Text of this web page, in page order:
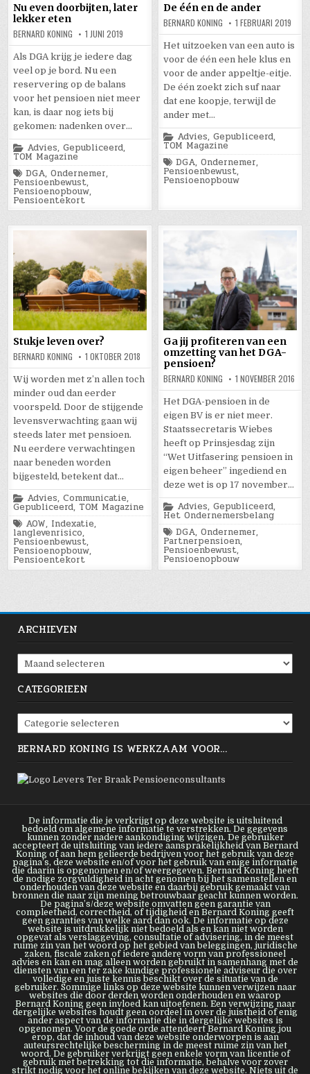
Nu even doorbijten, later
lekker eten
BERNARD KONING 1 JUNI 2019
Als DGA krijg je iedere dag
veel op je bord. Nu een
reservering op de balans
voor het pensioen niet meer
kan, is daar nog iets bij
gekomen: nadenken over…
Posted
in
Advies,Gepubliceerd,
TOM Magazine
Tagged
DGA,Ondernemer,
Pensioenbewust,
Pensioenopbouw,
Pensioentekort
De één en de ander
BERNARD KONING 1 FEBRUARI 2019
Het uitzoeken van een auto is
voor de één een hele klus en
voor de ander appeltje-eitje.
De één zoekt zich suf naar
dat ene koopje, terwijl de
ander met…
Posted
in
Advies,Gepubliceerd,
TOM Magazine
Tagged
DGA,Ondernemer,
Pensioenbewust,
Pensioenopbouw
Stukje leven over?
BERNARD KONING 1 OKTOBER 2018
Wij worden met z’n allen toch
minder oud dan eerder
voorspeld. Door de stijgende
levensverwachting gaan wij
steeds later met pensioen.
Nu eerdere verwachtingen
naar beneden worden
bijgesteld, betekent dat…
Posted
in
Advies,Communicatie,
Gepubliceerd, TOM Magazine
Tagged
AOW, Indexatie,
langlevenrisico,
Pensioenbewust,
Pensioenopbouw,
Pensioentekort
Ga jij profiteren van een
omzetting van het DGA-
pensioen?
BERNARD KONING 1 NOVEMBER 2016
Het DGA-pensioen in de
eigen BV is er niet meer.
Staatssecretaris Wiebes
heeft op Prinsjesdag zijn
“Wet Uitfasering pensioen in
eigen beheer” ingediend en
deze wet is op 17 november…
Posted
in
Advies,Gepubliceerd,
Het Ondernemersbelang
Tagged
DGA,Ondernemer,
Partnerpensioen,
Pensioenbewust,
Pensioenopbouw
ARCHIEVEN
Archieven
CATEGORIEËN
Categorieën
BERNARD KONING IS WERKZAAM VOOR…
De informatie die je verkrijgt op deze website is uitsluitend
bedoeld om algemene informatie te verstrekken. De gegevens
kunnen zonder nadere aankondiging wijzigen. De gebruiker
accepteert de uitsluiting van iedere aansprakelijkheid van Bernard
Koning of aan hem gelieerde bedrijven voor het gebruik van deze
pagina’s, deze website en/of voor het gebruik van enige informatie
die daarin is opgenomen en/of weergegeven. Bernard Koning heeft
de nodige zorgvuldigheid in acht genomen bij het samenstellen en
onderhouden van deze website en daarbij gebruik gemaakt van
bronnen die naar zijn mening betrouwbaar geacht kunnen worden.
De pagina’s/deze website omvatten geen garantie van
compleetheid, correctheid, of tijdigheid en Bernard Koning geeft
geen garanties van welke aard dan ook. De informatie op deze
website is uitdrukkelijk niet bedoeld als en kan niet worden
opgevat als verslaggeving, consultatie of advisering, in de meest
ruime zin van het woord op het gebied van beleggingen, juridische
zaken, fiscale zaken of iedere andere vorm van professioneel
advies en kan en mag alleen worden gebruikt in samenhang met de
diensten van een ter zake kundige professionele adviseur die over
volledige en juiste kennis beschikt over de situatie van de
gebruiker. Sommige links op deze website kunnen verwijzen naar
websites die door derden worden onderhouden en waarop
Bernard Koning geen invloed kan uitoefenen. Een verwijzing naar
dergelijke websites houdt geen oordeel in over de juistheid of enig
ander aspect van de informatie die in dergelijke websites is
opgenomen. Voor de goede orde attendeert Bernard Koning jou
erop, dat de inhoud van deze website onderworpen is aan
auteursrechtelijke bescherming in de meest ruime zin van het
woord. De gebruiker verkrijgt geen enkele vorm van licentie of
gebruik met betrekking tot die informatie, behalve voor zover
strikt nodig voor het online bekijken van deze website. Niets uit de